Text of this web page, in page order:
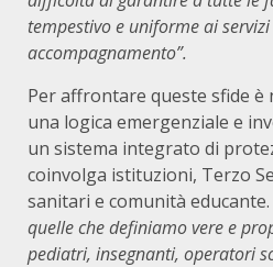
tempestivo e uniforme ai
accompagnamento”.
Per affrontare queste sfide è
una logica emergenziale e
un sistema integrato di
coinvolga istituzioni, Terzo
sanitari e comunità educante.
quelle che definiamo vere e
pediatri, insegnanti, operatori